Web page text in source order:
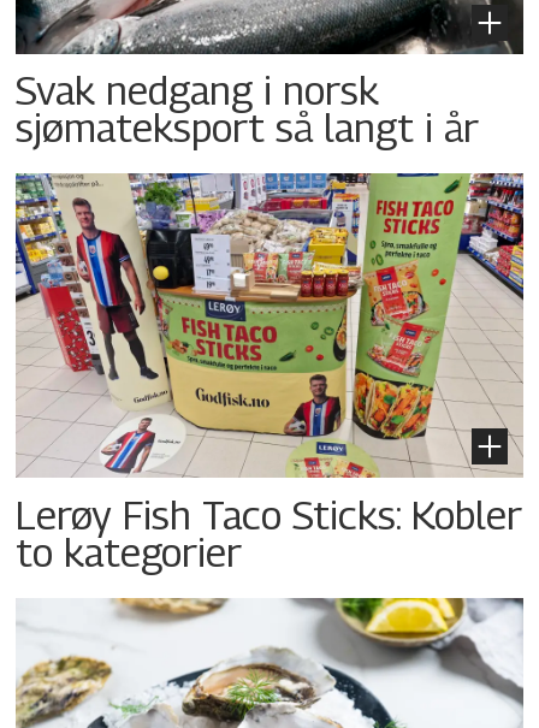
Svak nedgang i norsk
sjømateksport så langt i år
Lerøy Fish Taco Sticks: Kobler
to kategorier